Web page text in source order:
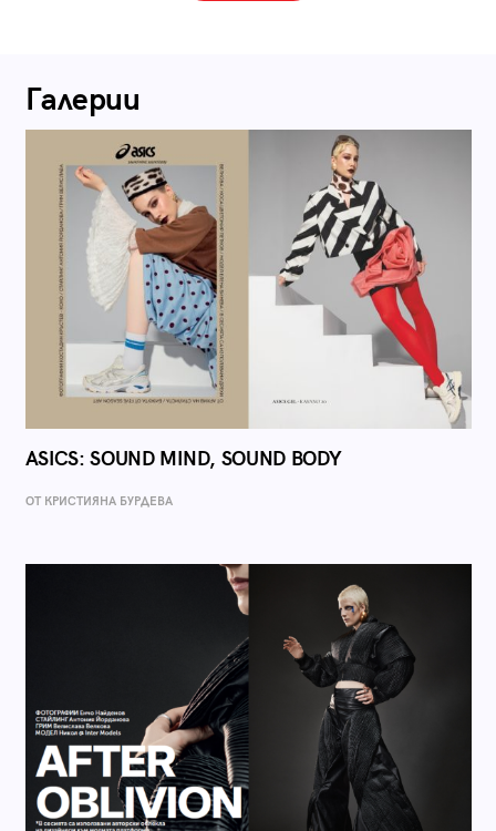
Галерии
ASICS: SOUND MIND, SOUND BODY
ОТ КРИСТИЯНА БУРДЕВА